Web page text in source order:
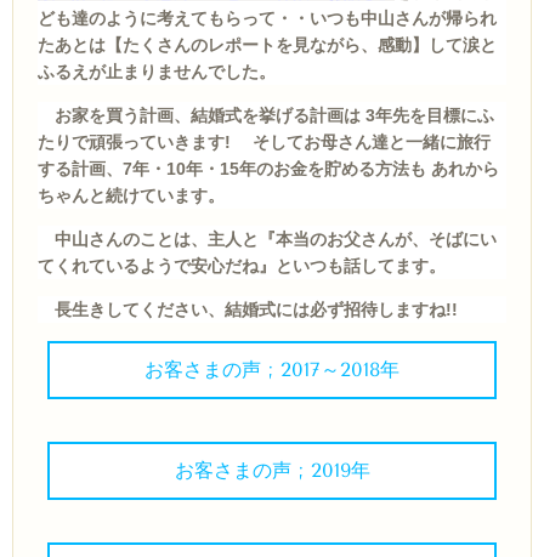
ども達のように考えてもらって・・いつも中山さんが帰られ
たあとは【たくさんのレポートを見ながら、感動】して涙と
ふるえが止まりませんでした。
お家を買う計画、結婚式を挙げる計画は 3年先を目標にふ
たりで頑張っていきます! そしてお母さん達と一緒に旅行
する計画、7年・10年・15年のお金を貯める方法も あれから
ちゃんと続けています。
中山さんのことは、主人と『本当のお父さんが、そばにい
てくれているようで安心だね』といつも話してます。
長生きしてください、結婚式には必ず招待しますね!!
お客さまの声 ; 2017～2018年
お客さまの声 ; 2019年